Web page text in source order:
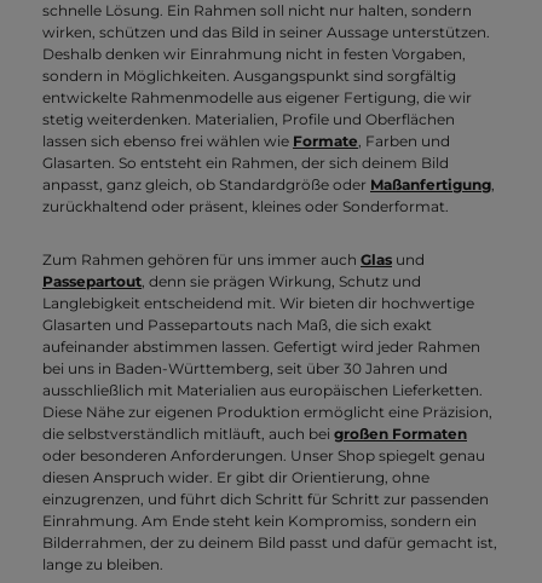
schnelle Lösung. Ein Rahmen soll nicht nur halten, sondern
wirken, schützen und das Bild in seiner Aussage unterstützen.
Deshalb denken wir Einrahmung nicht in festen Vorgaben,
sondern in Möglichkeiten. Ausgangspunkt sind sorgfältig
entwickelte Rahmenmodelle aus eigener Fertigung, die wir
stetig weiterdenken. Materialien, Profile und Oberflächen
lassen sich ebenso frei wählen wie Formate, Farben und
Glasarten. So entsteht ein Rahmen, der sich deinem Bild
anpasst, ganz gleich, ob Standardgröße oder Maßanfertigung,
zurückhaltend oder präsent, kleines oder Sonderformat.
Zum Rahmen gehören für uns immer auch Glas und
Passepartout, denn sie prägen Wirkung, Schutz und
Langlebigkeit entscheidend mit. Wir bieten dir hochwertige
Glasarten und Passepartouts nach Maß, die sich exakt
aufeinander abstimmen lassen. Gefertigt wird jeder Rahmen
bei uns in Baden-Württemberg, seit über 30 Jahren und
ausschließlich mit Materialien aus europäischen Lieferketten.
Diese Nähe zur eigenen Produktion ermöglicht eine Präzision,
die selbstverständlich mitläuft, auch bei großen Formaten
oder besonderen Anforderungen. Unser Shop spiegelt genau
diesen Anspruch wider. Er gibt dir Orientierung, ohne
einzugrenzen, und führt dich Schritt für Schritt zur passenden
Einrahmung. Am Ende steht kein Kompromiss, sondern ein
Bilderrahmen, der zu deinem Bild passt und dafür gemacht ist,
lange zu bleiben.